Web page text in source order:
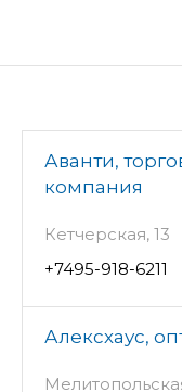
Аванти,
компания
Кетчерская, 13
+7495-918-6211
Алексхаус,